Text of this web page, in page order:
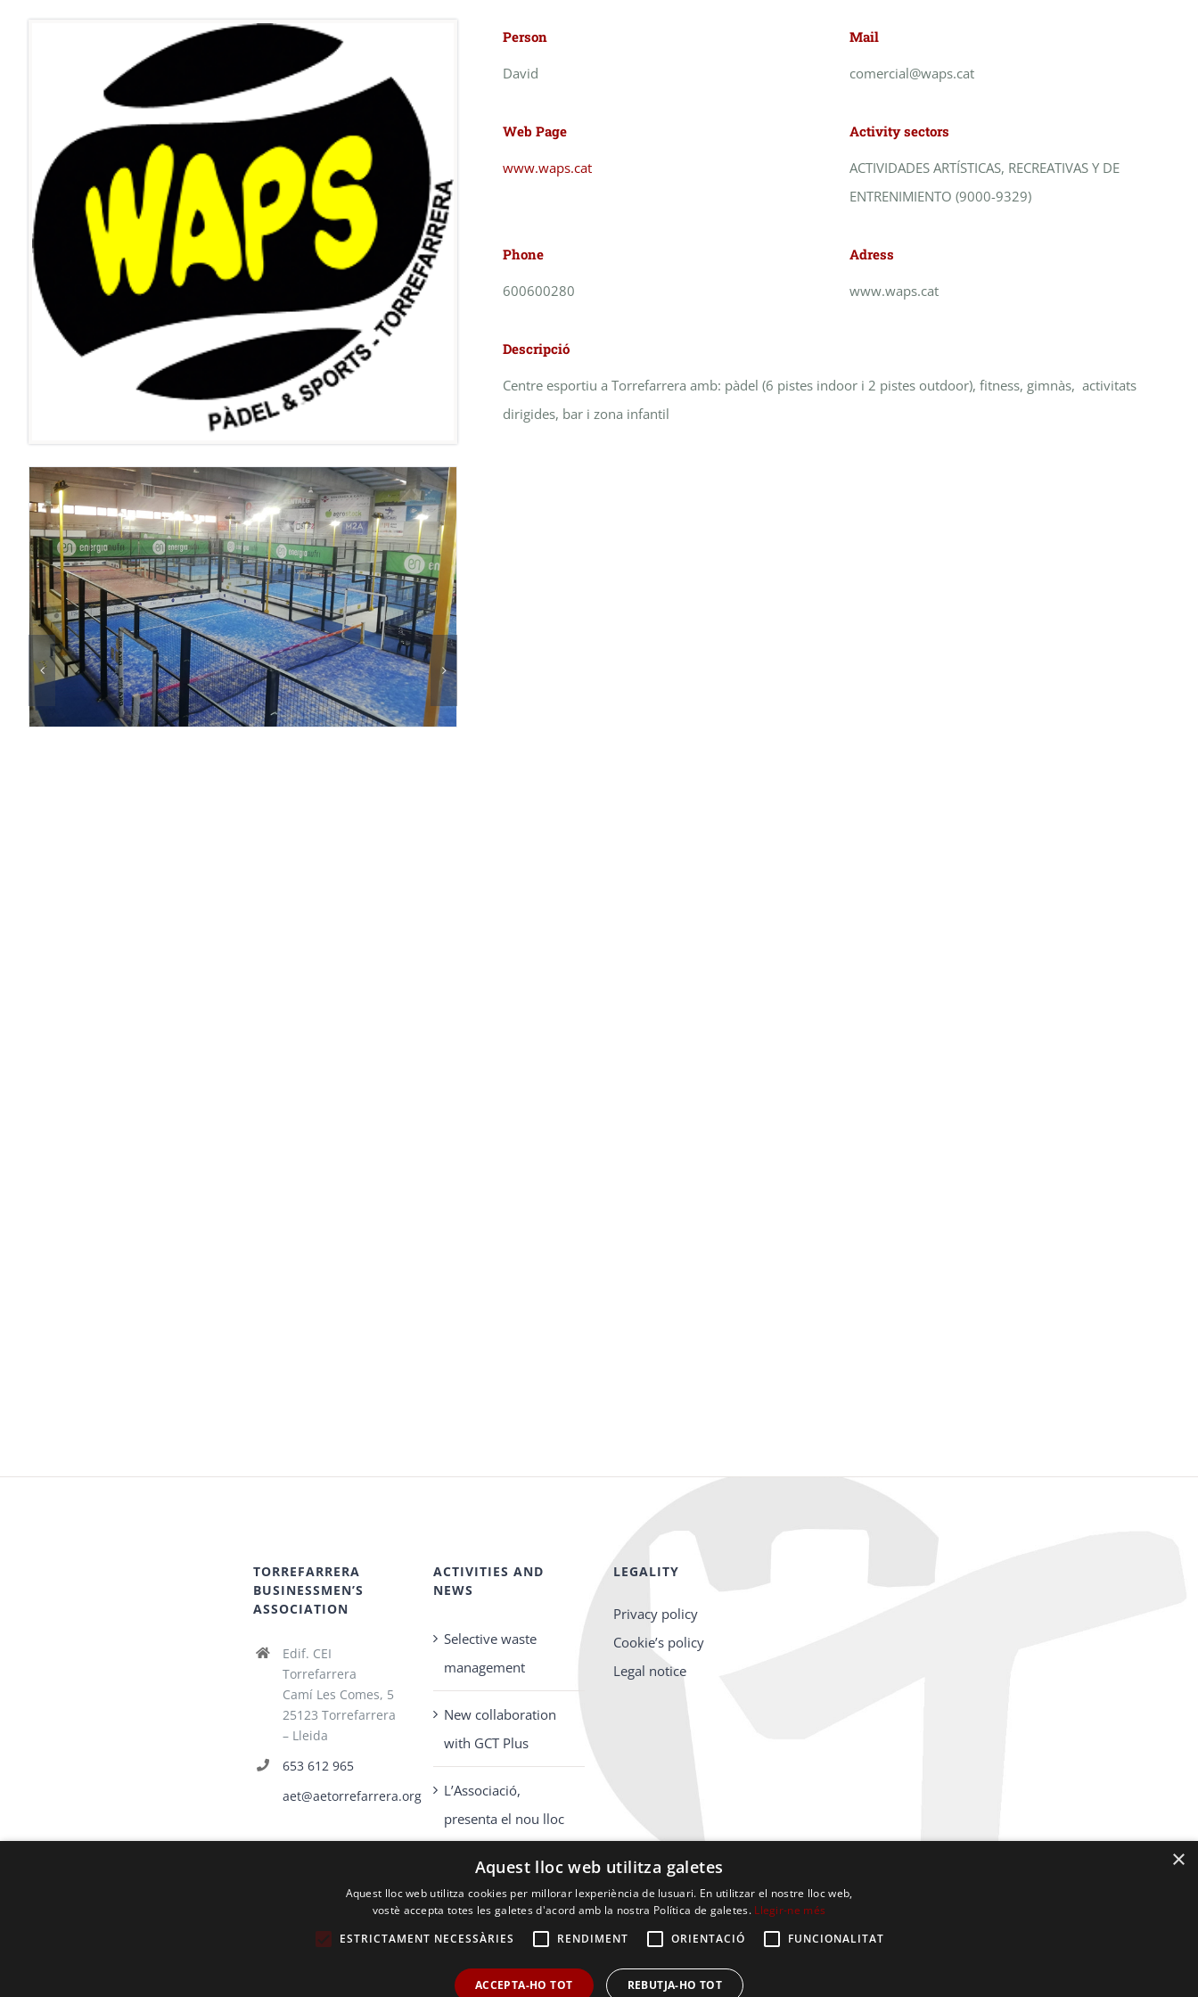
Person
David
Mail
comercial@waps.cat
Web Page
www.waps.cat
Activity sectors
ACTIVIDADES ARTÍSTICAS, RECREATIVAS Y DE
ENTRENIMIENTO (9000-9329)
Phone
600600280
Adress
www.waps.cat
Descripció
Centre esportiu a Torrefarrera amb: pàdel (6 pistes indoor i 2 pistes outdoor), fitness, gimnàs, activitats
dirigides, bar i zona infantil
TORREFARRERA
BUSINESSMEN’S
ASSOCIATION
Edif. CEI
Torrefarrera
Camí Les Comes, 5
25123 Torrefarrera
– Lleida
653 612 965
aet@aetorrefarrera.org
ACTIVITIES AND
NEWS
Selective waste
management
New collaboration
with GCT Plus
L’Associació,
presenta el nou lloc
d’internet en
LEGALITY
Privacy policy
Cookie’s policy
Legal notice
© 2019 ASSOCIACIÓ D’EMPRESARIS DE TORREFARRERA
×
Aquest lloc web utilitza galetes
Aquest lloc web utilitza cookies per millorar lexperiència de lusuari. En utilitzar el nostre lloc web,
vostè accepta totes les galetes d'acord amb la nostra Política de galetes. Llegir-ne més
ESTRICTAMENT NECESSÀRIES
RENDIMENT ORIENTACIÓ FUNCIONALITAT
ACCEPTA-HO TOT REBUTJA-HO TOT